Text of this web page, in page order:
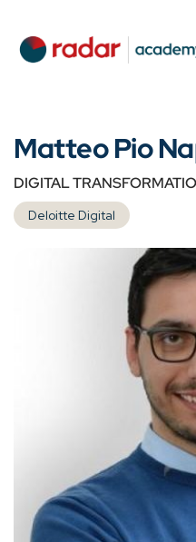
Matteo Pio
DIGITAL
Deloitte Digital